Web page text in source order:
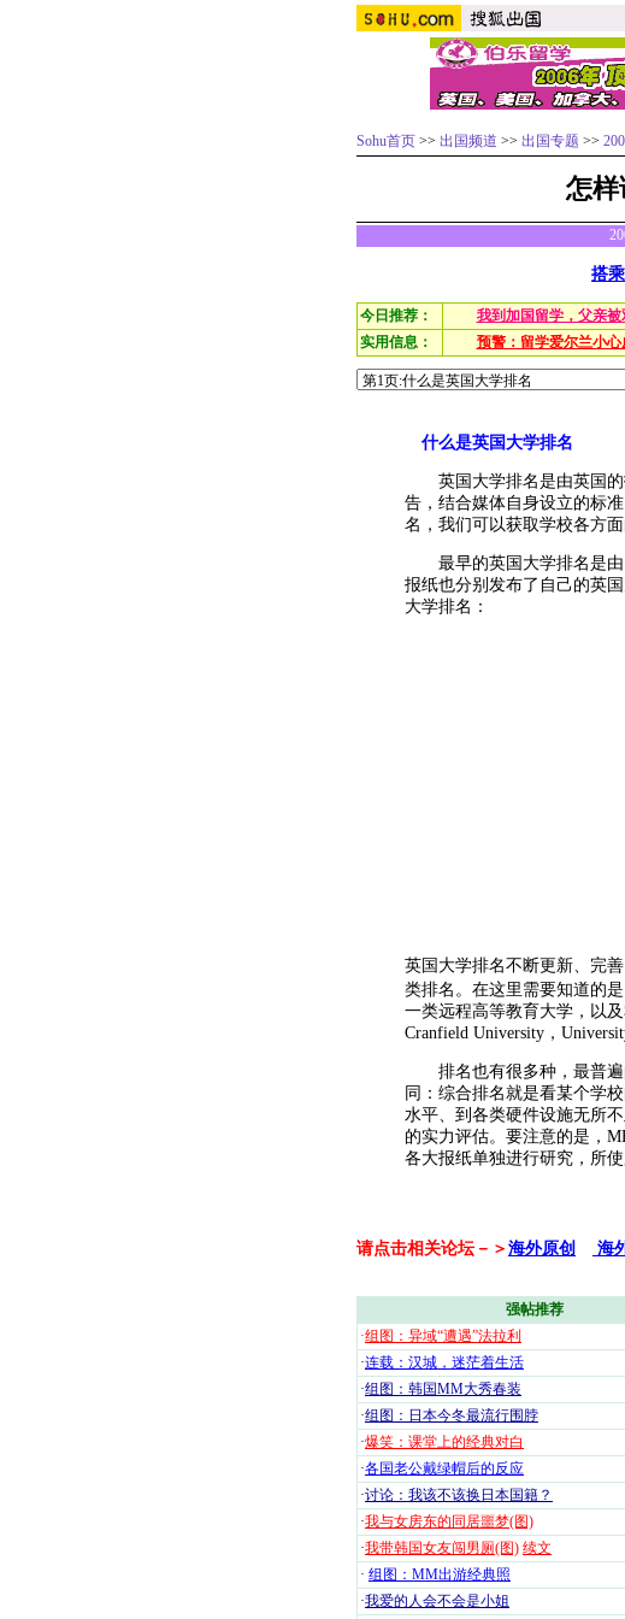
Sohu首页 >> 出国频道 >> 出国专题 >>
怎样
搭
今日推荐： 我到加国留学，父亲被
实用信息：
预警：留学爱尔兰小心
什么是英国大学排名
英国大学排名是由英国的
告，结合媒体自身设立的标
名，我们可以获取学校各方
最早的英国大学排名是由
报纸也分别发布了自己的英
大学排名：
英国大学排名不断更新、完
类排名。在这里需要知道的
一类远程高等教育大学，以
Cranfield University，
排名也有很多种，最普遍
同：综合排名就是看某个学
水平、到各类硬件设施无所
的实力评估。要注意的是，
各大报纸单独进行研究，所
请点击相关论坛－＞ 海外原创 海
强帖推荐
·组图：异域“遭遇”法拉利
·连载：汉城，迷茫着生活
·组图：韩国MM大秀春装
·组图：日本今冬最流行围脖
·爆笑：课堂上的经典对白
·各国老公戴绿帽后的反应
·讨论：我该不该换日本国籍？
·我与女房东的同居噩梦(图)
·我带韩国女友闯男厕(图) 续文
· 组图：MM出游经典照
·我爱的人会不会是小姐